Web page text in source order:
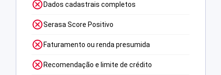
Dados cadastrais completos
Serasa Score Positivo
Faturamento ou renda presumida
Recomendação e limite de crédito